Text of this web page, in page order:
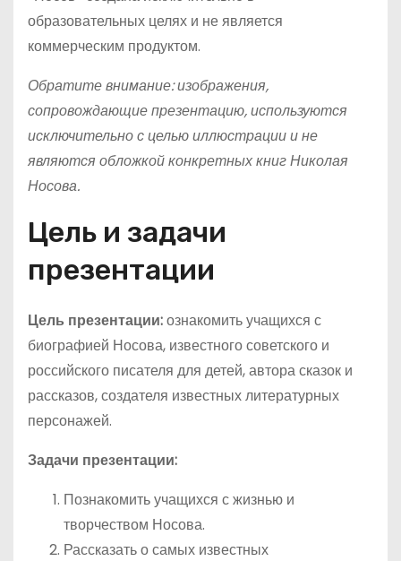
образовательных целях и не является
коммерческим продуктом.
Обратите внимание: изображения,
сопровождающие презентацию, используются
исключительно с целью иллюстрации и не
являются обложкой конкретных книг Николая
Носова.
Цель и задачи
презентации
Цель презентации:ознакомить учащихся с
биографией Носова, известного советского и
российского писателя для детей, автора сказок и
рассказов, создателя известных литературных
персонажей.
Задачи презентации:
Познакомить учащихся с жизнью и
творчеством Носова.
Рассказать о самых известных